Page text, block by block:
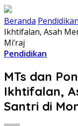
Beranda Pendidikan
Ikhtifalan, Asah
Mi’raj
Pendidikan
MTs dan
Ikhtifalan,
Santri di